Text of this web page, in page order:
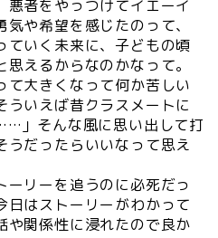
悪者をやっつけてイエーイ
や希望を感じたのって、
ていく未来に、子どもの頃
えるからなのかなって。
て大きくなって何か苦しい
ういえば昔クラスメートに
」そんな風に思い出して打
うだったらいいなって思え
ーリーを追うのに必死だっ
日はストーリーがわかって
や関係性に浸れたので良か